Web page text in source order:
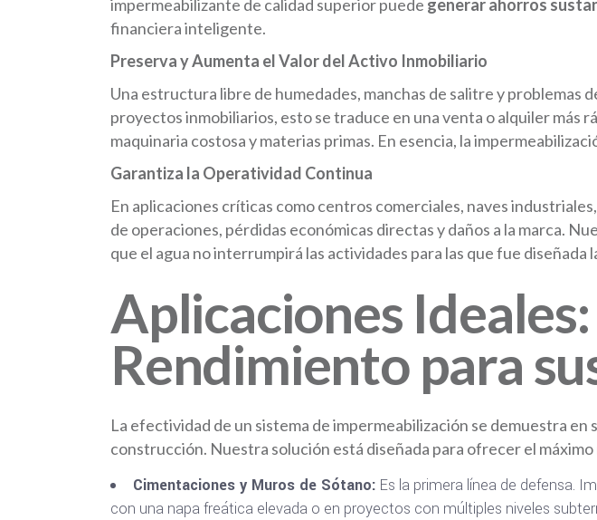
impermeabilizante de calidad superior puede generar ahorros
financiera inteligente.
Preserva y Aumenta el Valor del Activo Inmobiliario
Una estructura libre de humedades, manchas de salitre y problemas
proyectos inmobiliarios, esto se traduce en una venta o alquiler más
maquinaria costosa y materias primas. En esencia, la
Garantiza la Operatividad Continua
En aplicaciones críticas como centros comerciales, naves
de operaciones, pérdidas económicas directas y daños a la marca.
que el agua no interrumpirá las actividades para las que fue diseñada
Aplicaciones
Rendimiento para
La efectividad de un sistema de impermeabilización se demuestra
construcción. Nuestra solución está diseñada para ofrecer el
Cimentaciones y Muros de Sótano: Es la primera línea de defensa.
con una napa freática elevada o en proyectos con múltiples niveles